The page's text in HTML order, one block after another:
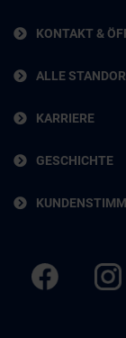
KONTAKT &
ALLE
KARRIERE
GESCHICHTE